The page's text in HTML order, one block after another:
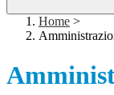
Home >